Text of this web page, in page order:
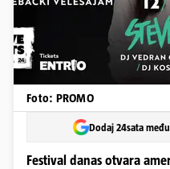
Foto: PROMO
Dodaj 24sata
Festival danas otvara